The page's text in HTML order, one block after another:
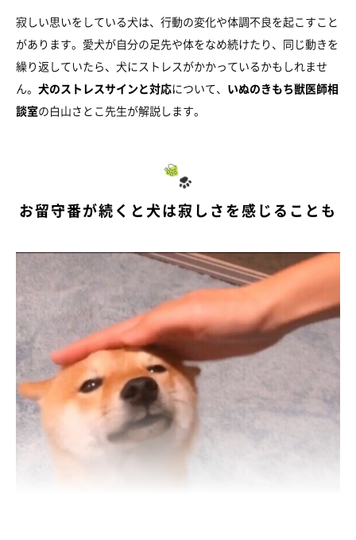
寂しい思いをしている犬は、行動の変化や体調不良を起こすこと
があります。愛犬が自分の足先や体をなめ続けたり、同じ動きを
繰り返していたら、犬にストレスがかかっているかもしれませ
ん。 犬のストレスサインと対応について、 いぬのきもち獣医師相
談室の白山さとこ先生が解説します。
お留守番が続くと犬は寂しさを感じることも